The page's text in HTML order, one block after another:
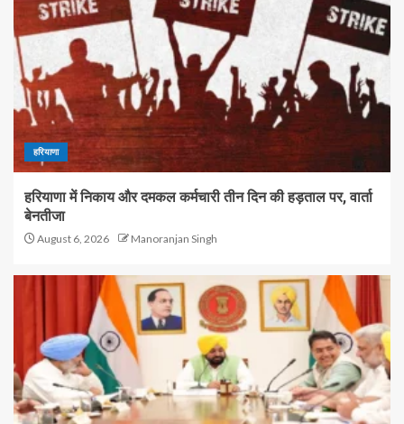
हरियाणा
हरियाणा में निकाय और दमकल कर्मचारी तीन दिन की हड़ताल पर, वार्ता
बेनतीजा
August 6, 2026 Manoranjan Singh